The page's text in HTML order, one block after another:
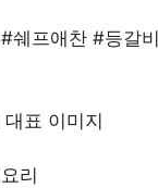
쉐프애찬 #등갈비
리